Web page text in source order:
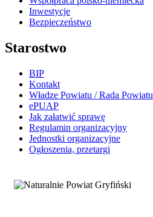
Inwestycje
Bezpieczeństwo
Starostwo
BIP
Kontakt
Władze Powiatu / Rada Powiatu
ePUAP
Jak załatwić sprawę
Regulamin organizacyjny
Jednostki organizacyjne
Ogłoszenia, przetargi